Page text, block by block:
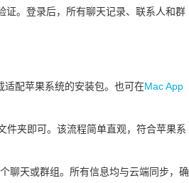
证。登录后，所有聊天记录、联系人和群
适配苹果系统的安装包。也可在Mac App
件夹即可。该流程简单直观，符合苹果系
聊天或群组。所有信息均与云端同步，确